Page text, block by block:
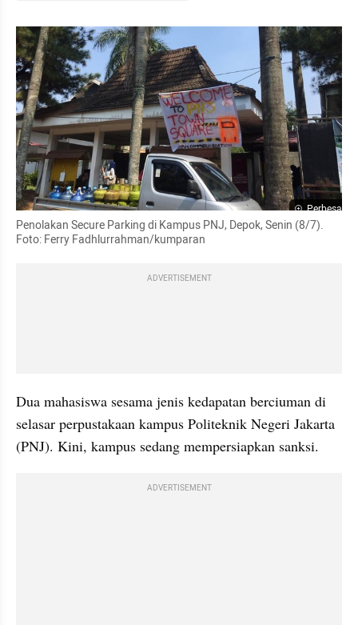
Perbesar
Penolakan Secure Parking di Kampus PNJ, Depok, Senin (8/7).
Foto: Ferry Fadhlurrahman/kumparan
ADVERTISEMENT
Dua mahasiswa sesama jenis kedapatan berciuman di
selasar perpustakaan kampus Politeknik Negeri Jakarta
(PNJ). Kini, kampus sedang mempersiapkan sanksi.
ADVERTISEMENT